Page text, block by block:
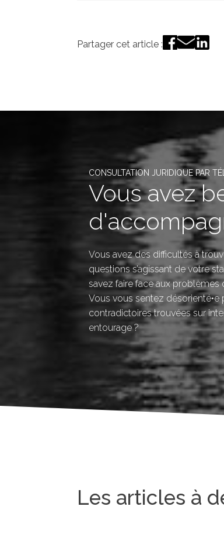
Partager cet article :
CONSULTATION JURIDIQUE PAR
Vous avez
Vous avez des difficultés à
questions s’agissant de votre
savez faire face aux problèmes
Vous vous sentez désorienté•e
contradictoires trouvées sur
entourage ?
Les articles à